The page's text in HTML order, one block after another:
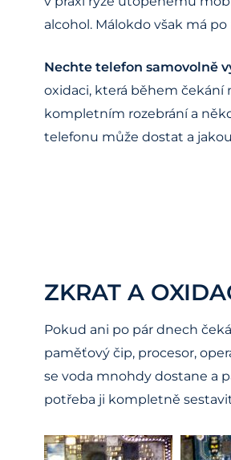
alcohol. Málokdo však má
Nechte telefon samovolně
oxidaci, která během čekání
kompletním rozebrání a
telefonu může dostat a
ZKRAT A
Pokud ani po pár dnech
paměťový čip, procesor,
se voda mnohdy dostane a
potřeba ji kompletně